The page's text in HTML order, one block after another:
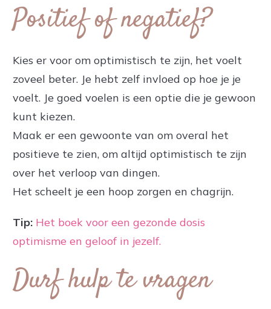
Positief of negatief?
Kies er voor om optimistisch te zijn, het voelt
zoveel beter. Je hebt zelf invloed op hoe je je
voelt. Je goed voelen is een optie die je gewoon
kunt kiezen.
Maak er een gewoonte van om overal het
positieve te zien, om altijd optimistisch te zijn
over het verloop van dingen.
Het scheelt je een hoop zorgen en chagrijn.
Tip: Het boek voor een gezonde dosis
optimisme en geloof in jezelf.
Durf hulp te vragen